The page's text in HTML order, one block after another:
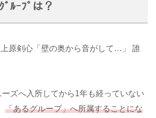
ﾞﾙｰﾌﾟは？
ズへ入所してから1年も経っていない
「あるグループ」へ所属することにな